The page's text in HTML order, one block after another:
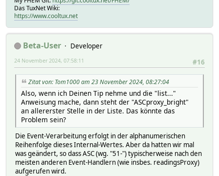
Das TuxNet Wiki:
https://www.cooltux.net
Beta-User
Developer
#16
24 November 2024, 07:58:11
Zitat von: Tom1000 am 23 November 2024, 08:27:04
Also, wenn ich Deinen Tip nehme und die "list..."
Anweisung mache, dann steht der "ASCproxy_bright"
an allererster Stelle in der Liste. Das könnte das
Problem sein?
Die Event-Verarbeitung erfolgt in der alphanumerischen
Reihenfolge dieses Internal-Wertes. Aber da hatten wir mal
was geändert, so dass ASC (wg. "51-") typischerweise nach den
meisten anderen Event-Handlern (wie insbes. readingsProxy)
aufgerufen wird.